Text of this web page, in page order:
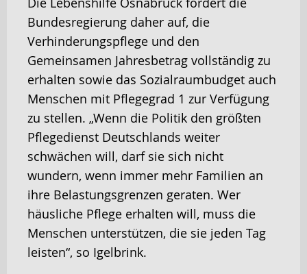
Bundesregierung daher auf, die
Verhinderungspflege und den
Gemeinsamen Jahresbetrag vollständig zu
erhalten sowie das Sozialraumbudget auch
Menschen mit Pflegegrad 1 zur Verfügung
zu stellen. „Wenn die Politik den größten
Pflegedienst Deutschlands weiter
schwächen will, darf sie sich nicht
wundern, wenn immer mehr Familien an
ihre Belastungsgrenzen geraten. Wer
häusliche Pflege erhalten will, muss die
Menschen unterstützen, die sie jeden Tag
leisten“, so Igelbrink.